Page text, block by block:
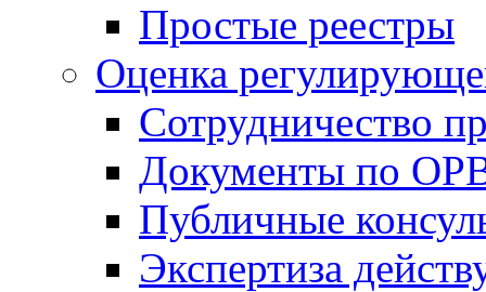
Простые реестры
Оценка
Сотрудничество
Документы по
Публичные
Экспертиза